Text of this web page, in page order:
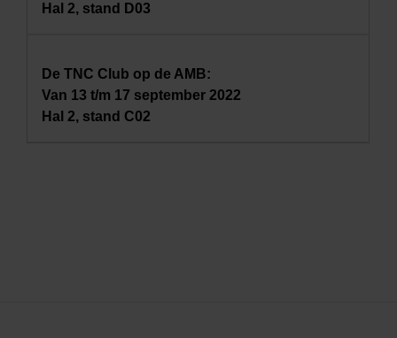
Hal 2, stand D03
De TNC Club op de AMB:
Van 13 t/m 17 september 2022
Hal 2, stand C02